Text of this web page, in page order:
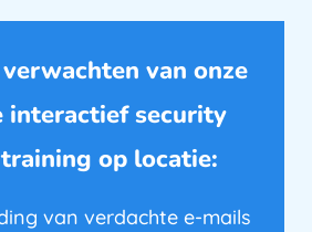
van onze
interactief security
op locatie:
van verdachte e-mails